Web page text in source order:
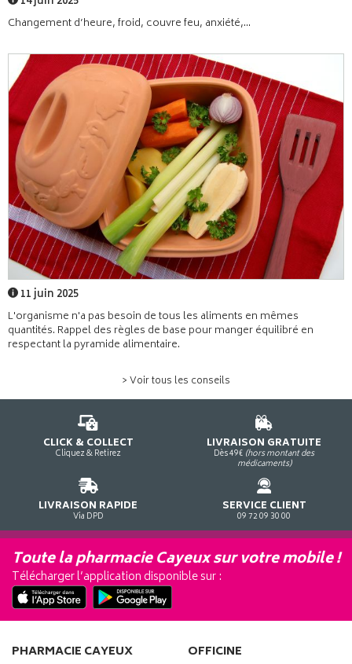
Changement d’heure, froid, couvre feu, anxiété,...
11 juin 2025
L'organisme n'a pas besoin de tous les aliments en mêmes
quantités. Rappel des règles de base pour manger équilibré en
respectant la pyramide alimentaire.
> Voir tous les conseils
CLICK & COLLECT
Cliquez & Retirez
LIVRAISON GRATUITE
Dès 49€ (hors montant des
médicaments)
LIVRAISON RAPIDE
Via DPD
SERVICE CLIENT
09 72 09 30 00
Toute la pharmacie Cayeux sur votre mobile !
Télécharger l’application disponible sur :
PHARMACIE CAYEUX OFFICINE